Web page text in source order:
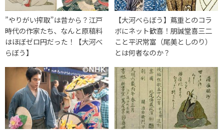
”やりがい搾取”は昔から？江戸
時代の作家たち、なんと原稿料
はほぼゼロ円だった！【大河べ
らぼう】
【大河べらぼう】蔦重とのコラ
ボにネット歓喜！朋誠堂喜三二
こと平沢常富（尾美としのり）
とは何者なのか？